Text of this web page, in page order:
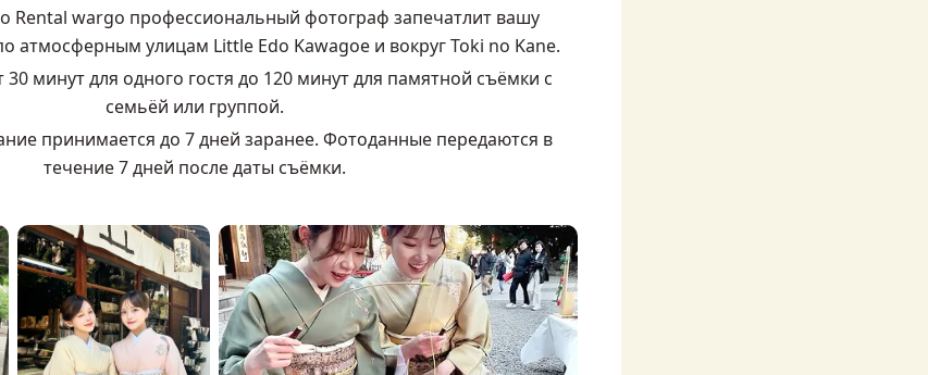
Rental wargo профессиональный фотограф запечатлит вашу
атмосферным улицам Little Edo Kawagoe и вокруг Toki no Kane.
минут для одного гостя до 120 минут для памятной съёмки с
семьёй или группой.
принимается до 7 дней заранее. Фотоданные передаются в
течение 7 дней после даты съёмки.